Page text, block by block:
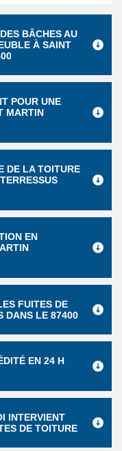
BÂCHES AU
À SAINT
POUR UNE
MARTIN
DE LA TOITURE
EN
FUITES DE
DANS LE 87400
EN 24 H
INTERVIENT
DE TOITURE